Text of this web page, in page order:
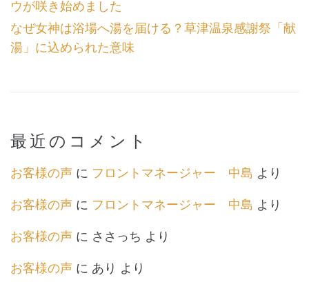
ウが咲き始めました
なぜ女神は浴場へ湯を届ける？草津温泉感謝祭「献
湯」に込められた意味
最近のコメント
お客様の声 に フロントマネージャー 中島 より
お客様の声 に フロントマネージャー 中島 より
お客様の声 に ささっち より
お客様の声 に あり より